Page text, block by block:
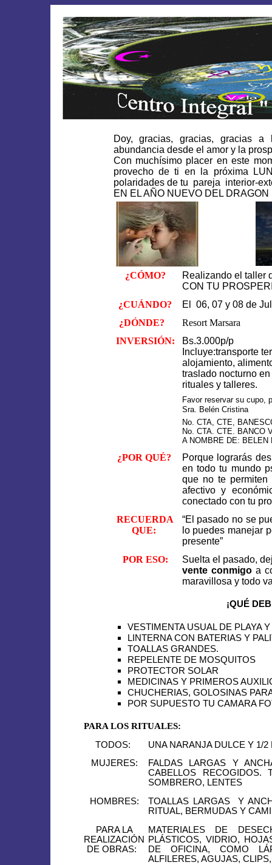
Doy, gracias, gracias, gracias
abundancia desde el amor y la
Con muchísimo placer en este
provecho de ti en la próxima
polaridades de tu pareja interior-
EN EL AÑO NUEVO DEL
¿CÓMO?
Realizando el taller
CON TU
¿CUÁNDO?
El 06, 07 y 08 de
¿DÓNDE?
Resort Marsara
INVERSIÓN:
Bs.3.000p/p
Incluye:transporte
alojamiento,
traslado nocturno
rituales y talleres.
Favor reservar su cupo,
Sra. Belén Cristina
No. CTA, CTE,
No. CTA. CTE. BANCO
A NOMBRE DE: BELEN
¿POR QUÉ?
Porque lograrás
en todo tu mundo
que no te permiten
afectivo y
conectado con tu
RECUERDA
QUE:
“El pasado no se
lo puedes manejar
presente”
POR ESO:
Suelta el pasado,
vente conmigoa
maravillosa y todo
¡QUÉ
VESTIMENTA USUAL DE PLAYA
LINTERNA CON BATERIAS Y
TOALLAS GRANDES.
REPELENTE DE MOSQUITOS
PROTECTOR SOLAR
MEDICINAS Y PRIMEROS
CHUCHERIAS, GOLOSINAS
POR SUPUESTO TU CAMARA
PARA LOS RITUALES:
TODOS:
UNA NARANJA DULCE Y 1/2
MUJERES:
FALDAS LARGAS Y
CABELLOS RECOGIDOS.
SOMBRERO, LENTES
HOMBRES:
TOALLAS LARGAS
Y
RITUAL, BERMUDAS Y
PARA LA
REALIZACIÓN
DE OBRAS:
MATERIALES DE
PLÁSTICOS, VIDRIO,
DE OFICINA, COMO
ALFILERES, AGUJAS,